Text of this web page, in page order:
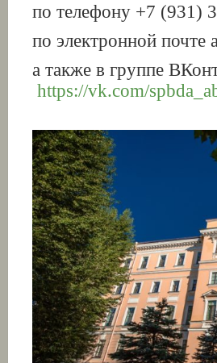
по телефону +7 (931)
по электронной почте
а также в группе
https://vk.com/